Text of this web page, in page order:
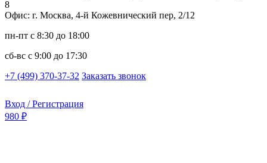
8
Офис: г. Москва, 4-й Кожевнический пер, 2/12
пн-пт с 8:30 до 18:00
сб-вс с 9:00 до 17:30
+7 (499) 370-37-32 Заказать звонок
Вход / Регистрация
980 ₽